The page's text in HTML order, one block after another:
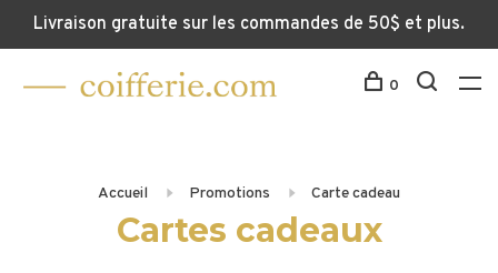
Livraison gratuite sur les commandes de 50$ et plus.
0
Accueil Promotions Carte cadeau
Cartes cadeaux